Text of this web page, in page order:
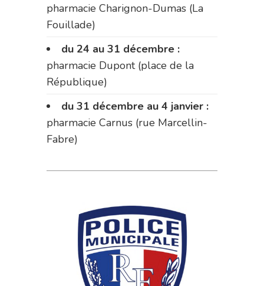
pharmacie Charignon-Dumas (La
Fouillade)
du 24 au 31 décembre :
pharmacie Dupont (place de la
République)
du 31 décembre au 4 janvier :
pharmacie Carnus (rue Marcellin-
Fabre)